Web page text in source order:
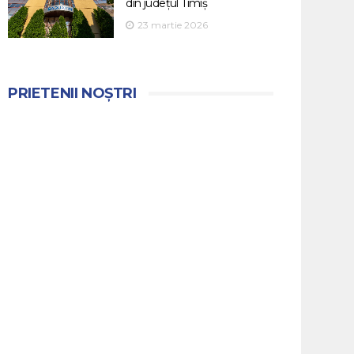
din județul Timiș
23 martie 2026
PRIETENII NOȘTRI